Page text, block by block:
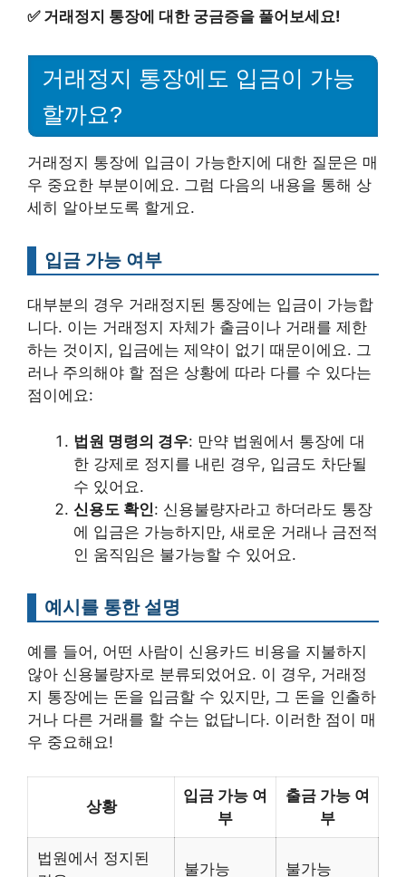
✅ 거래정지 통장에 대한 궁금증을 풀어보세요!
거래정지 통장에도 입금이 가능
할까요?
거래정지 통장에 입금이 가능한지에 대한 질문은 매
우 중요한 부분이에요. 그럼 다음의 내용을 통해 상
세히 알아보도록 할게요.
입금 가능 여부
대부분의 경우 거래정지된 통장에는 입금이 가능합
니다. 이는 거래정지 자체가 출금이나 거래를 제한
하는 것이지, 입금에는 제약이 없기 때문이에요. 그
러나 주의해야 할 점은 상황에 따라 다를 수 있다는
점이에요:
법원 명령의 경우: 만약 법원에서 통장에 대
한 강제로 정지를 내린 경우, 입금도 차단될
수 있어요.
신용도 확인: 신용불량자라고 하더라도 통장
에 입금은 가능하지만, 새로운 거래나 금전적
인 움직임은 불가능할 수 있어요.
예시를 통한 설명
예를 들어, 어떤 사람이 신용카드 비용을 지불하지
않아 신용불량자로 분류되었어요. 이 경우, 거래정
지 통장에는 돈을 입금할 수 있지만, 그 돈을 인출하
거나 다른 거래를 할 수는 없답니다. 이러한 점이 매
우 중요해요!
상황
입금 가능 여
부
출금 가능 여
부
법원에서 정지된
불가능 불가능